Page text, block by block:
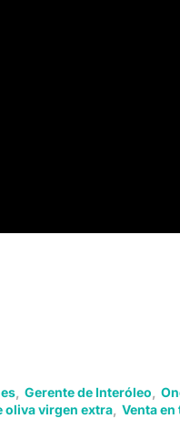
Gerente de Interóleo
oliva virgen extra, Venta